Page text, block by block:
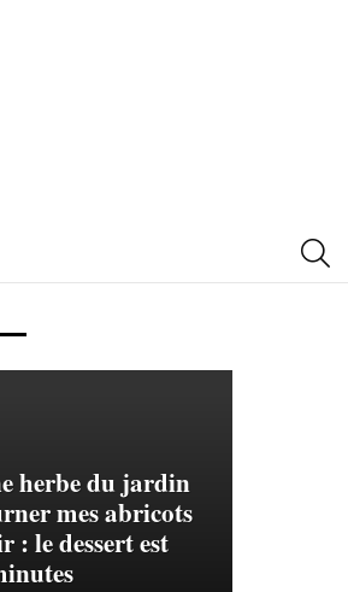
herbe du jardin
mes abricots
: le dessert est